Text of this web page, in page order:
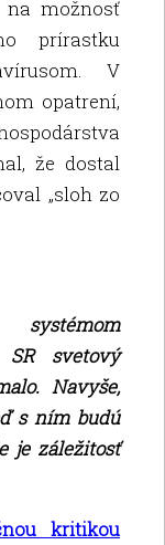
na možnosť
prírastku
V
opatrení,
že dostal
„sloh zo
systémom
svetový
Navyše,
s ním budú
je záležitosť
kritikou